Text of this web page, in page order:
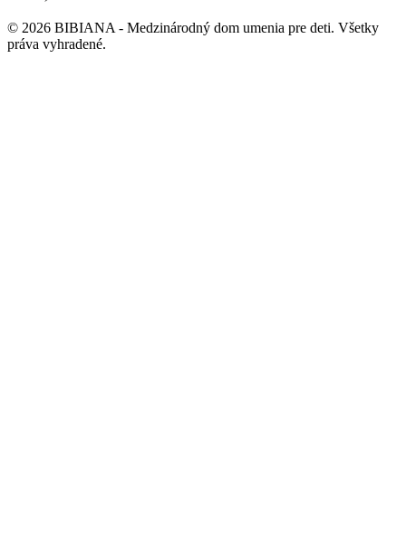
© 2026 BIBIANA - Medzinárodný dom umenia pre deti. Všetky
práva vyhradené.